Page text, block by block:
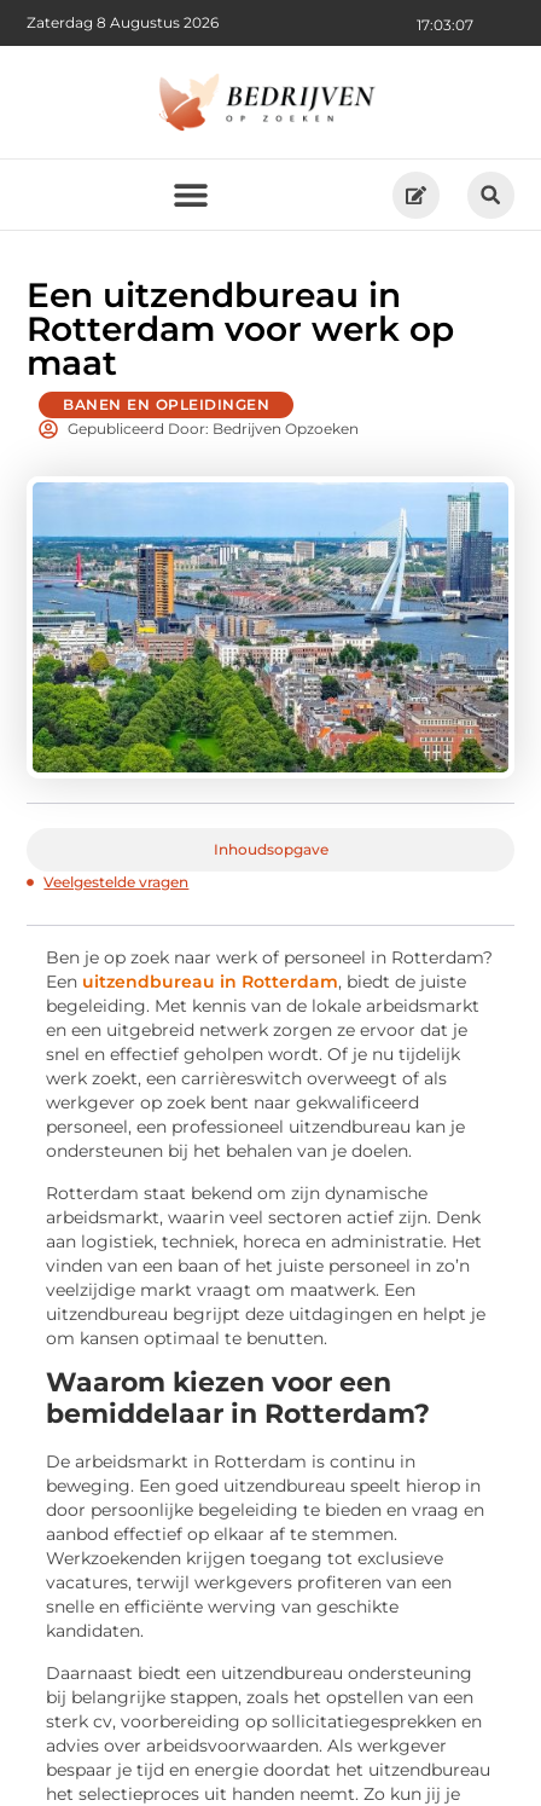
17:03:08
Zaterdag 8 Augustus 2026
Een uitzendbureau in
Rotterdam voor werk op
maat
BANEN EN OPLEIDINGEN
Gepubliceerd Door: Bedrijven Opzoeken
Inhoudsopgave
Veelgestelde vragen
Ben je op zoek naar werk of personeel in Rotterdam?
Een uitzendbureau in Rotterdam, biedt de juiste
begeleiding. Met kennis van de lokale arbeidsmarkt
en een uitgebreid netwerk zorgen ze ervoor dat je
snel en effectief geholpen wordt. Of je nu tijdelijk
werk zoekt, een carrièreswitch overweegt of als
werkgever op zoek bent naar gekwalificeerd
personeel, een professioneel uitzendbureau kan je
ondersteunen bij het behalen van je doelen.
Rotterdam staat bekend om zijn dynamische
arbeidsmarkt, waarin veel sectoren actief zijn. Denk
aan logistiek, techniek, horeca en administratie. Het
vinden van een baan of het juiste personeel in zo’n
veelzijdige markt vraagt om maatwerk. Een
uitzendbureau begrijpt deze uitdagingen en helpt je
om kansen optimaal te benutten.
Waarom kiezen voor een
bemiddelaar in Rotterdam?
De arbeidsmarkt in Rotterdam is continu in
beweging. Een goed uitzendbureau speelt hierop in
door persoonlijke begeleiding te bieden en vraag en
aanbod effectief op elkaar af te stemmen.
Werkzoekenden krijgen toegang tot exclusieve
vacatures, terwijl werkgevers profiteren van een
snelle en efficiënte werving van geschikte
kandidaten.
Daarnaast biedt een uitzendbureau ondersteuning
bij belangrijke stappen, zoals het opstellen van een
sterk cv, voorbereiding op sollicitatiegesprekken en
advies over arbeidsvoorwaarden. Als werkgever
bespaar je tijd en energie doordat het uitzendbureau
het selectieproces uit handen neemt. Zo kun jij je